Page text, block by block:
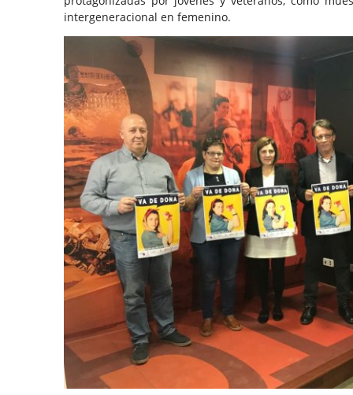
intergeneracional en femenino.